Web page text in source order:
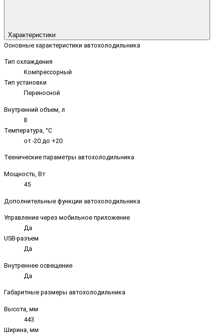
Характеристики
Основные характеристики автохолодильника
Тип охлаждения
Компрессорный
Тип установки
Переносной
Внутренний объем, л
8
Температура, °C
от -20 до +20
Технические параметры автохолодильника
Мощность, Вт
45
Дополнительные функции автохолодильника
Управление через мобильное приложение
Да
USB-разъем
Да
Внутреннее освещение
Да
Габаритные размеры автохолодильника
Высота, мм
443
Ширина, мм